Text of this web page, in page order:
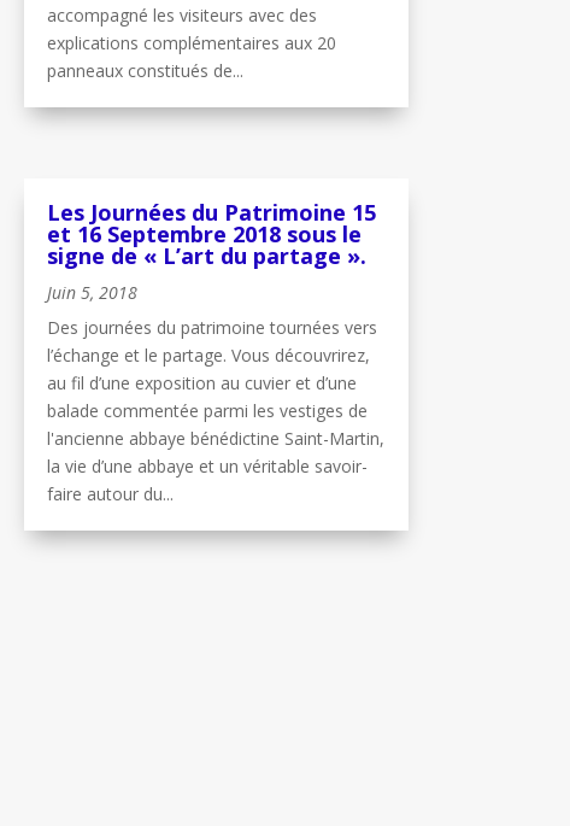
accompagné les visiteurs avec des
explications complémentaires aux 20
panneaux constitués de...
Les Journées du Patrimoine 15
et 16 Septembre 2018 sous le
signe de « L’art du partage ».
Juin 5, 2018
Des journées du patrimoine tournées vers
l’échange et le partage. Vous découvrirez,
au fil d’une exposition au cuvier et d’une
balade commentée parmi les vestiges de
l'ancienne abbaye bénédictine Saint-Martin,
la vie d’une abbaye et un véritable savoir-
faire autour du...